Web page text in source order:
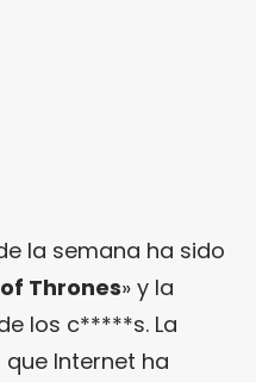
la semana ha sido
Thrones» y la
los c*****s. La
Internet ha